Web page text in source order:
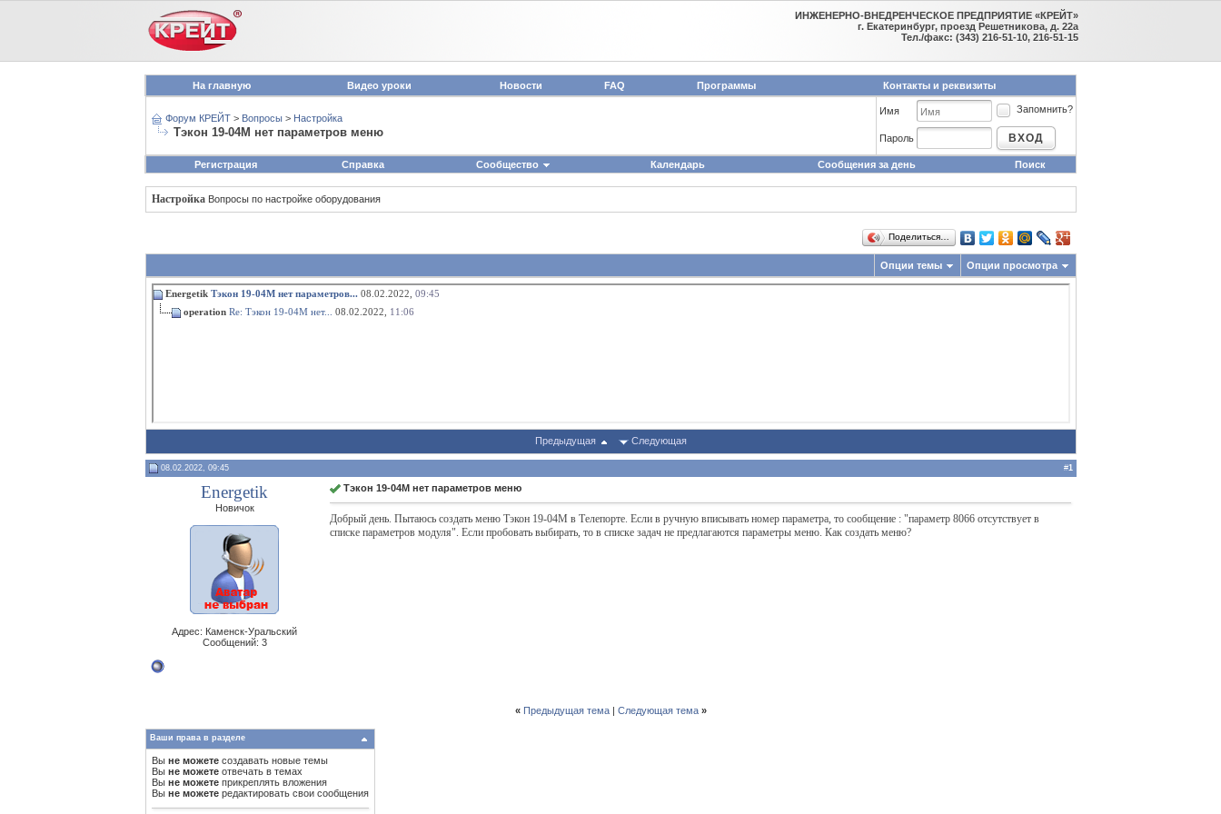
ИНЖЕНЕРНО-ВНЕДРЕНЧЕСКОЕ ПРЕДПРИЯТИЕ «КРЕЙТ»
г. Екатеринбург, проезд Решетникова, д. 22а
Тел./факс: (343) 216-51-10, 216-51-15
На главную Видео уроки Новости FAQ Программы Контакты и реквизиты
Форум КРЕЙТ > Вопросы > Настройка
Тэкон 19-04М нет параметров меню
Имя Запомнить?
Пароль ВХОД
Регистрация Справка Сообщество Календарь Сообщения за день Поиск
Настройка Вопросы по настройке оборудования
Поделиться…
Опции темы Опции просмотра
Energetik Тэкон 19-04М нет параметров...08.02.2022, 09:45
operation Re: Тэкон 19-04М нет... 08.02.2022, 11:06
Предыдущая Следующая
08.02.2022, 09:45 #1
Energetik
Новичок
Адрес: Каменск-Уральский
Сообщений: 3
Тэкон 19-04М нет параметров меню
Добрый день. Пытаюсь создать меню Тэкон 19-04М в Телепорте. Если в ручную вписывать номер параметра, то сообщение : "параметр 8066 отсутствует в
списке параметров модуля". Если пробовать выбирать, то в списке задач не предлагаются параметры меню. Как создать меню?
« Предыдущая тема| Следующая тема »
Ваши права в разделе
Вы не можетесоздавать новые темы
Вы не можетеотвечать в темах
Вы не можетеприкреплять вложения
Вы не можетередактировать свои сообщения